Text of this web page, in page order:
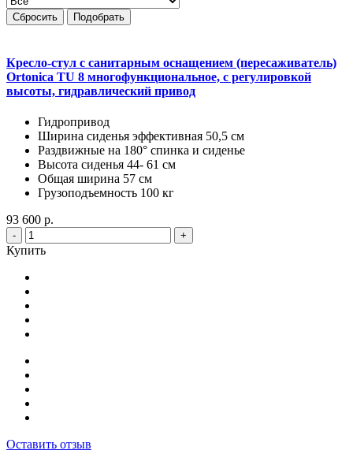
Сбросить Подобрать
Кресло-стул с санитарным оснащением (пересаживатель)
Ortonica TU 8 многофункциональное, с регулировкой
высоты, гидравлический привод
Гидропривод
Ширина сиденья эффективная 50,5 см
Раздвижные на 180° спинка и сиденье
Высота сиденья 44- 61 см
Общая ширина 57 см
Грузоподъемность 100 кг
93 600 р.
- +
Купить
Оставить отзыв